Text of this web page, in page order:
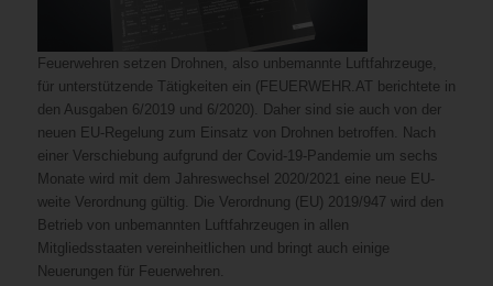
Feuerwehren setzen Drohnen, also unbemannte Luftfahrzeuge,
für unterstützende Tätigkeiten ein (FEUERWEHR.AT berichtete in
den Ausgaben 6/2019 und 6/2020). Daher sind sie auch von der
neuen EU-Regelung zum Einsatz von Drohnen betroffen. Nach
einer Verschiebung aufgrund der Covid-19-Pandemie um sechs
Monate wird mit dem Jahreswechsel 2020/2021 eine neue EU-
weite Verordnung gültig. Die Verordnung (EU) 2019/947 wird den
Betrieb von unbemannten Luftfahrzeugen in allen
Mitgliedsstaaten vereinheitlichen und bringt auch einige
Neuerungen für Feuerwehren.